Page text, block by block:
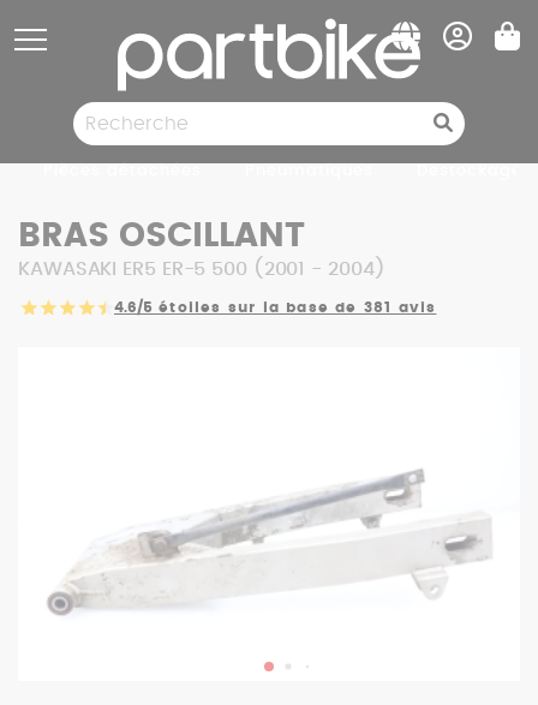
BRAS OSCILLANT
KAWASAKI ER5 ER-5 500 (2001 - 2004)
4.6/5 étoiles sur la base de 381 avis